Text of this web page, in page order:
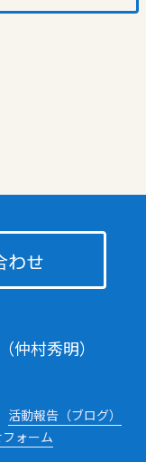
仲村秀明）
活動報告（ブログ）
ォーム